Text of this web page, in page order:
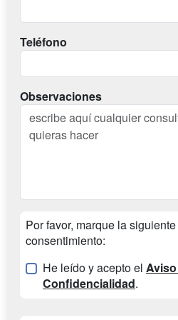
Teléfono
Observaciones
Por favor, marque la
consentimiento:
He leído y acepto el
Confidencialidad.